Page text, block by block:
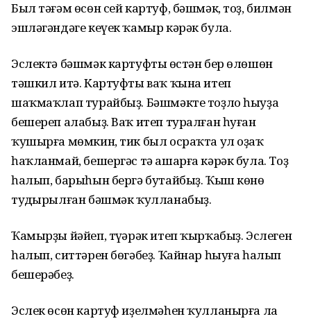
Был тәғәм өсөн сей картуф, бәшмәк, тоҙ, билмән
эшләгәндәге кеүек ҡамыр кәрәк була.
Эслектә бәшмәк картуфтың өстән бер өлөшөн
тәшкил итә. Картуфты ваҡ ҡына итеп
шаҡмаҡлап турайбыҙ. Бәш­мәкте тоҙло һыуҙа
бешереп алабыҙ. Ваҡ итеп туралған һуған
ҡушырға мөмкин, тик был осраҡта ул оҙаҡ
һаҡланмай, бешергәс тә ашарға кәрәк була. Тоҙ
һалып, барыһын бергә бутайбыҙ. Ҡыш көнө
туңдырылған бәшмәк ҡулланабыҙ.
Ҡамырҙы йәйеп, түңәрәк итеп ҡырҡабыҙ. Эслеген
һалып, ситтәрен бөгәбеҙ. Ҡайнар һыуға һалып
бешерәбеҙ.
Эслек өсөн картуф иҙелмәһен ҡулланырға ла